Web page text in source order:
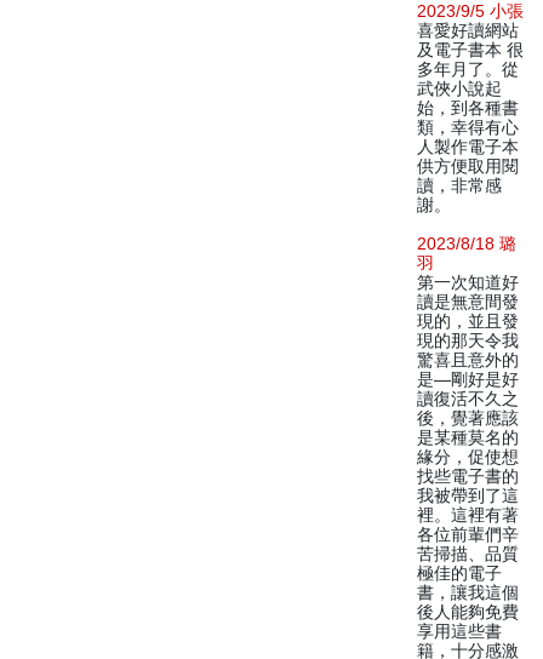
2023/9/5 小張
喜愛好讀網站
及電子書本 很
多年月了。從
武俠小說起
始，到各種書
類，幸得有心
人製作電子本
供方便取用閱
讀，非常感
謝。
2023/8/18 璐
羽
第一次知道好
讀是無意間發
現的，並且發
現的那天令我
驚喜且意外的
是—剛好是好
讀復活不久之
後，覺著應該
是某種莫名的
緣分，促使想
找些電子書的
我被帶到了這
裡。這裡有著
各位前輩們辛
苦掃描、品質
極佳的電子
書，讓我這個
後人能夠免費
享用這些書
籍，十分感激